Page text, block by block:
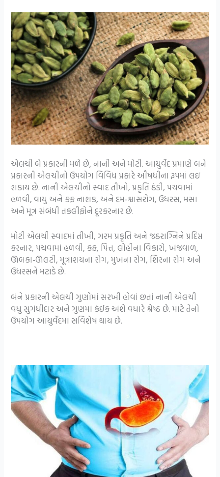
એલચી બે પ્રકારની મળે છે, નાની અને મોટી. આયુર્વેદ પ્રમાણે બંને
પ્રકારની એલચીનો ઉપયોગ વિવિધ પ્રકારે ઔષધીના રૂપમાં લઇ
શકાય છે. નાની એલચીનો સ્‍વાદ તીખો, પ્રકૃતિ ઠંડી, પચવામાં
હળવી, વાયુ અને કફ નાશક, અને દમ-શ્વાસરોગ, ઉધરસ, મસા
અને મૂત્ર સંબંધી તકલીફોને દૂરકરનાર છે.
મોટી એલચી સ્વાદમાં તીખી, ગરમ પ્રકૃતિ અને જઠરાગ્નિને પ્રદિપ્ત
કરનાર, પચવામાં હળવી, કફ, પિત્ત, લોહીના વિકારો, ખંજવાળ,
ઊબકા-ઊલટી, મૂત્રાશયના રોગ, મુખના રોગ, શિરના રોગ અને
ઉધરસને મટાડે છે.
બંને પ્રકારની એલચી ગુણોમાં સરખી હોવાં છતાં નાની એલચી
વધુ સુગંધીદાર અને ગુણમાં કંઈક અંશે વધારે શ્રેષ્‍ઠ છે. માટે તેનો
ઉપયોગ આયુર્વેદમાં સવિશેષ થાય છે.